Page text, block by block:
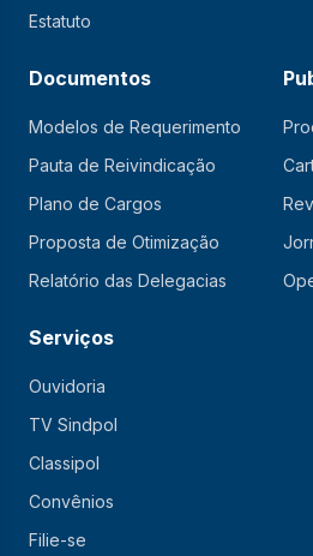
Estatuto
Documentos
Modelos de Requerimento
Pauta de Reivindicação
Plano de Cargos
Proposta de Otimização
Relatório das Delegacias
Serviços
Ouvidoria
TV Sindpol
Classipol
Convênios
Filie-se